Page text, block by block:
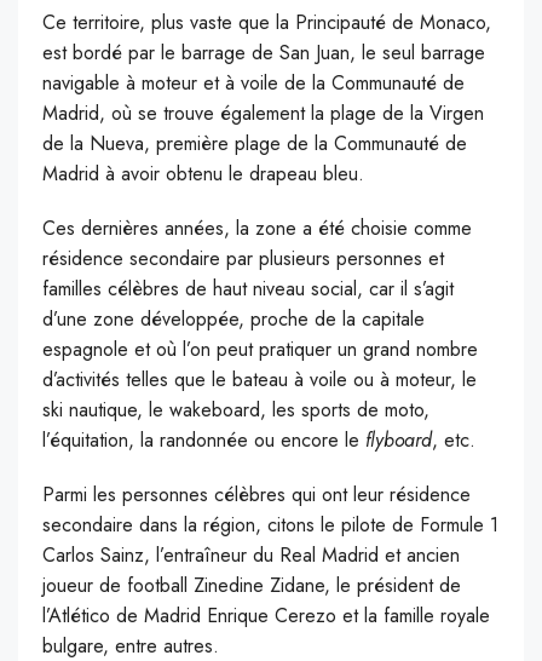
Ce territoire, plus vaste que la Principauté de Monaco,
est bordé par le barrage de San Juan, le seul barrage
navigable à moteur et à voile de la Communauté de
Madrid, où se trouve également la plage de la Virgen
de la Nueva, première plage de la Communauté de
Madrid à avoir obtenu le drapeau bleu.
Ces dernières années, la zone a été choisie comme
résidence secondaire par plusieurs personnes et
familles célèbres de haut niveau social, car il s’agit
d’une zone développée, proche de la capitale
espagnole et où l’on peut pratiquer un grand nombre
d’activités telles que le bateau à voile ou à moteur, le
ski nautique, le wakeboard, les sports de moto,
l’équitation, la randonnée ou encore le flyboard, etc.
Parmi les personnes célèbres qui ont leur résidence
secondaire dans la région, citons le pilote de Formule 1
Carlos Sainz, l’entraîneur du Real Madrid et ancien
joueur de football Zinedine Zidane, le président de
l’Atlético de Madrid Enrique Cerezo et la famille royale
bulgare, entre autres.